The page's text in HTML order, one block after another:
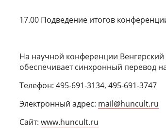
17.00 Подведение итогов
На научной конференции
обеспечивает синхронный перевод
Телефон: 495-691-3134, 495-691-3747
Электронный адрес: mail@huncult.ru
Сайт: www.huncult.ru